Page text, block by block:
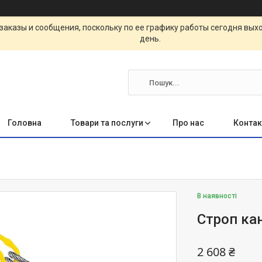
и сообщения, поскольку по ее графику работы сегодня
день.
Головна Товари та послуги Про нас
В наявності
Строп
2 608 ₴